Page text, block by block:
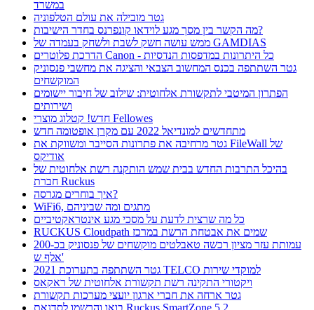
במשרד
גטר מובילה את עולם הטלפוניה
מה הקשר בין מסך מגע לוידאו קונפרנס בחדר הישיבות?
ממש עושה חשק לשבת ולשחק בעמדה של GAMDIAS
הדרכת פלוטרים Canon - כל היתרונות במדפסות הנדסיות
גטר השתתפה בכנס המחשוב הצבאי והציגה את מחשבי פנסוניק
המוקשחים
הפתרון המיטבי לתקשורת אלחוטית: שילוב של חיבור יישומים
ושירותים
חדש! קטלוג מוצרי Fellowes
מתחדשים למונדיאל 2022 עם מקרן אופטומה חדש
גטר מרחיבה את פתרונות הסייבר ומשווקת את FileWall של
אודיקס
בהיכל התרבות החדש בבית שמש הותקנה רשת אלחוטית של
חברת Ruckus
איך בוחרים מגרסה?
WiFi6, מתגים ומה שביניהם
כל מה שרצית לדעת על מסכי מגע אינטראקטיביים
RUCKUS Cloudpath שמים את אבטחת הרשת במרכז
עמותת עזר מציון רכשה טאבלטים מוקשחים של פנסוניק בכ-200
אלף ש'
גטר השתתפה בתערוכת 2021 TELCO למוקדי שירות
ויקטורי התקינה רשת תקשורת אלחוטית של ראקאס
גטר ארחה את חברי ארגון יועצי מערכות תקשורת
בואו והרשמו לסדנאת Ruckus SmartZone 5.2